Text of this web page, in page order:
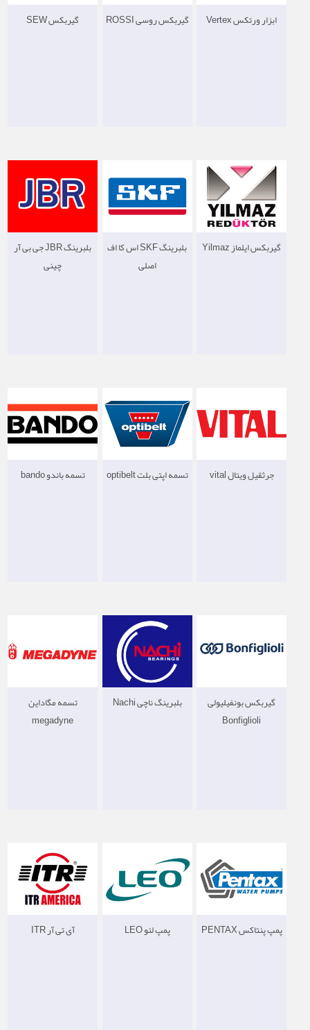
گیربکس SEW گیربکس روسی ROSSI ابزار ورتکس Vertex
بلبرينگ JBR جی بی آر
چینی
بلبرینگ SKF اس کا اف
اصلی
گیربکس ایلماز Yilmaz
تسمه باندو bando تسمه اپتی بلت optibelt جرثقیل ویتال vital
تسمه مگاداین
megadyne
بلبرینگ ناچی Nachi
گیربکس بونفیلیولی
Bonfiglioli
آی تی آر ITR پمپ لئو LEO پمپ پنتاکس PENTAX